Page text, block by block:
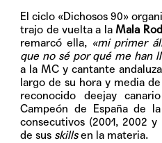
El ciclo «Dichosos 90»
trajo de vuelta a laMala
remarcó ella, «mi primer
que no sé por qué me han
a la MC y cantante
largo de su hora y media
reconocido deejay canario
Campeón de España de
consecutivos (2001, 2002
de sus skillsen la materia.